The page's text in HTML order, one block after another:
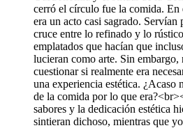
cerró el círculo fue la comida. En
era un acto casi sagrado. Servían
cruce entre lo refinado y lo
emplatados que hacían que
lucieran como arte. Sin
cuestionar si realmente era
una experiencia estética. ¿Acaso
de la comida por lo que
sabores y la dedicación estética
sintieran dichoso, mientras que